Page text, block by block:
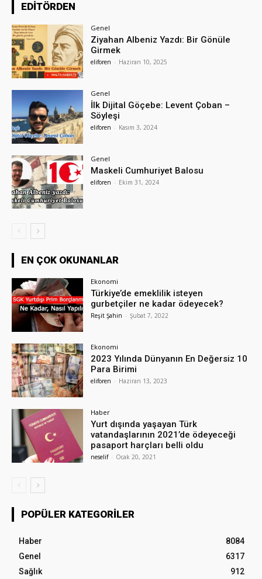
EDİTÖRDEN
Genel
Ziyahan Albeniz Yazdı: Bir Gönüle
Girmek
eliforen - Haziran 10, 2025
Genel
İlk Dijital Göçebe: Levent Çoban –
Söyleşi
eliforen - Kasım 3, 2024
Genel
Maskeli Cumhuriyet Balosu
eliforen - Ekim 31, 2024
EN ÇOK OKUNANLAR
Ekonomi
Türkiye’de emeklilik isteyen
gurbetçiler ne kadar ödeyecek?
Reşit Şahin - Şubat 7, 2022
Ekonomi
2023 Yılında Dünyanın En Değersiz 10
Para Birimi
eliforen - Haziran 13, 2023
Haber
Yurt dışında yaşayan Türk
vatandaşlarının 2021’de ödeyeceği
pasaport harçları belli oldu
neselif - Ocak 20, 2021
POPÜLER KATEGORILER
Haber
8084
Genel
6317
Sağlık
912